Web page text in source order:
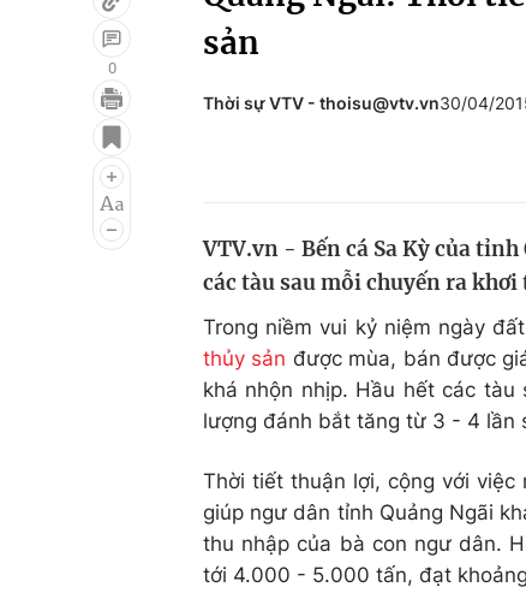
Điện ảnh
Âm nhạc
Chất lượng cuộc
0
sản
Thời sự VTV - thoisu@vtv.vn30/04/
VTV.vn - Bến cá Sa Kỳ của
các tàu sau mỗi chuyến ra khơi
Trong niềm vui kỷ niệm ngày
thủy sản được mùa, bán được
khá nhộn nhịp. Hầu hết các
lượng đánh bắt tăng từ 3 - 4 lần
Thời tiết thuận lợi, cộng với
giúp ngư dân tỉnh Quảng Ngãi
thu nhập của bà con ngư dân.
tới 4.000 - 5.000 tấn, đạt